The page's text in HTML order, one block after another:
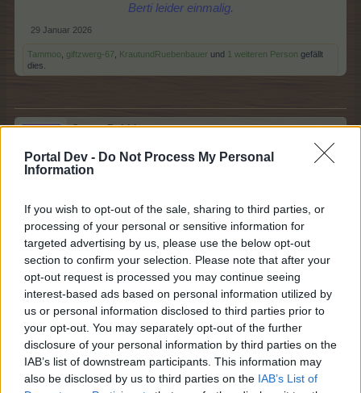
Portal Dev - Do Not Process My Personal
Information
If you wish to opt-out of the sale, sharing to third parties, or
processing of your personal or sensitive information for
targeted advertising by us, please use the below opt-out
section to confirm your selection. Please note that after your
opt-out request is processed you may continue seeing
interest-based ads based on personal information utilized by
us or personal information disclosed to third parties prior to
your opt-out. You may separately opt-out of the further
disclosure of your personal information by third parties on the
IAB’s list of downstream participants. This information may
also be disclosed by us to third parties on the IAB’s List of
Berti leider einmalig.
29 Januar 2026
Tammoo giftzwerg-67 KrautundRuebenbauer und 1 weiteren Person gefällt
dies.
Sweet_Bubble
Bananenschalen ... 6 leere Dosen
29 Januar 2026
TammooundBela486gefällt dies.
Bela486
Lebende Forenlegende
Zitat von Sweet_Bubble: